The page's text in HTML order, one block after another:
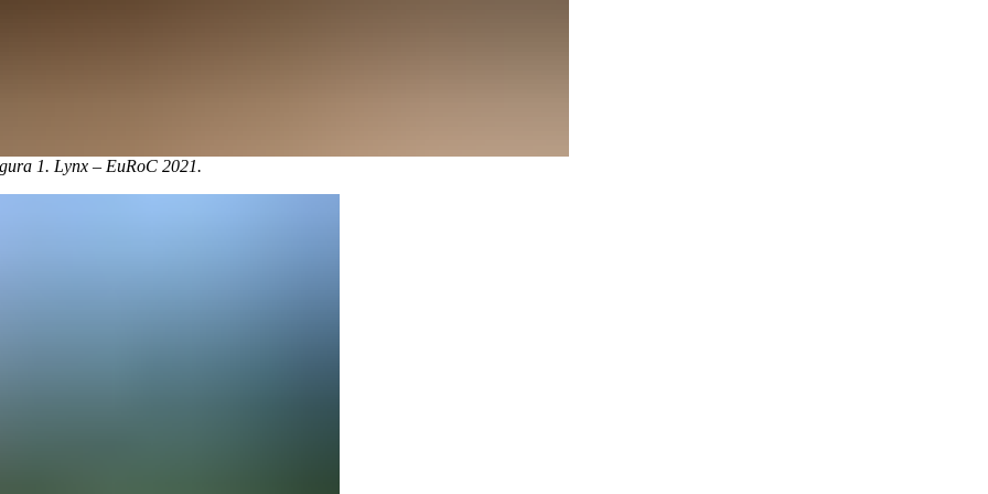
1. Lynx – EuRoC 2021.